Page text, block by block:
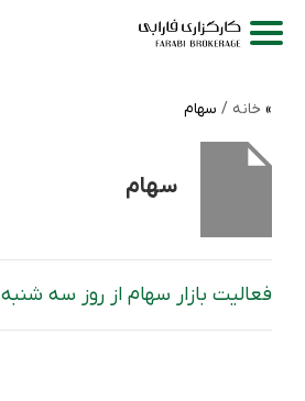
خانه / سهام
سهام
فعالیت بازار سهام از روز سه شنبه 29 اردیبهشت